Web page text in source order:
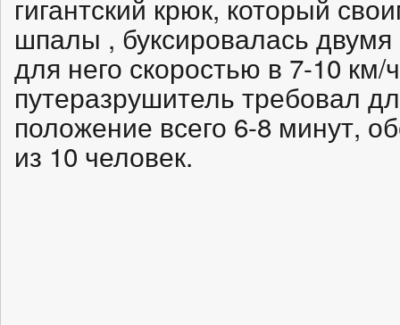
гигантский крюк, который
шпалы , буксировалась
для него скоростью в 7-10 км/
путеразрушитель требовал
положение всего 6-8 минут,
из 10 человек.